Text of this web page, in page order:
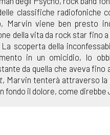
classifiche radiofoniche
Marvin viene ben presto
della vita da rock star fino
La scoperta della
in un omicidio, lo
da quella che aveva
, Marvin tenterà attraverso
il dolore, come direbbe